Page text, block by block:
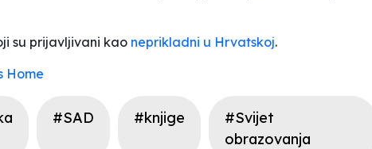
su prijavljivani kao neprikladni u Hrvatskoj.
Home
#SAD #knjige
#Svijet
obrazovanja